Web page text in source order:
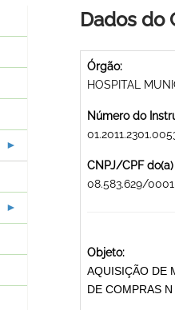
Dados do
Órgão:
HOSPITAL
Número do
CNPJ/CPF
08.583.629/
Objeto:
AQUISIÇÃO DE
DE COMPRAS